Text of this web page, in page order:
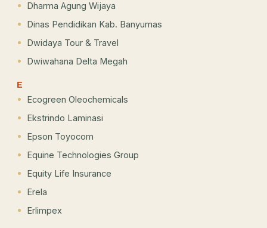
Dharma Agung Wijaya
Dinas Pendidikan Kab. Banyumas
Dwidaya Tour & Travel
Dwiwahana Delta Megah
E
Ecogreen Oleochemicals
Ekstrindo Laminasi
Epson Toyocom
Equine Technologies Group
Equity Life Insurance
Erela
Erlimpex